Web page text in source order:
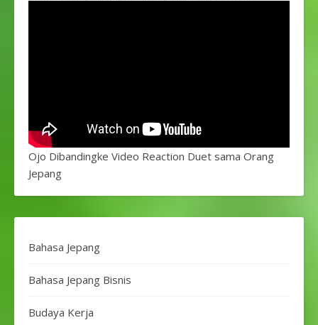
Ojo Dibandingke Video Reaction Duet sama Orang
Jepang
Bahasa Jepang
Bahasa Jepang Bisnis
Budaya Kerja